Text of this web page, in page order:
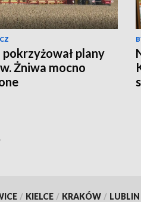
pokrzyżował plany
Żniwa mocno
/ KIELCE / KRAKÓW / LUBLIN